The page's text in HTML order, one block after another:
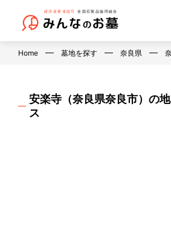
Home 墓地を探す 奈良県
安楽寺（奈良県奈良市）の
ス